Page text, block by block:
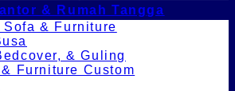
& Rumah Tangga
Sofa & Furniture
& Guling
& Furniture Custom